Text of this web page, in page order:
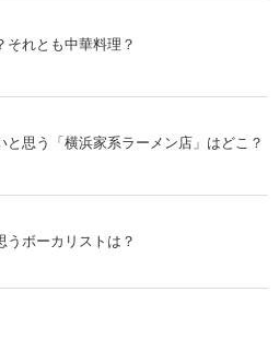
それとも中華料理？
と思う「横浜家系ラーメン店」はどこ？
うボーカリストは？